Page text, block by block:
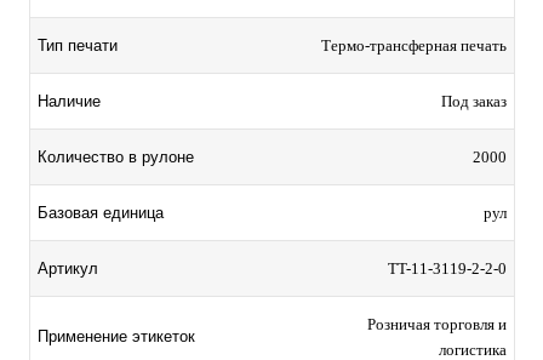
Тип печати Термо-трансферная печать
Наличие Под заказ
Количество в рулоне 2000
Базовая единица рул
Артикул TT-11-3119-2-2-0
Применение этикеток
Розничая торговля и
логистика